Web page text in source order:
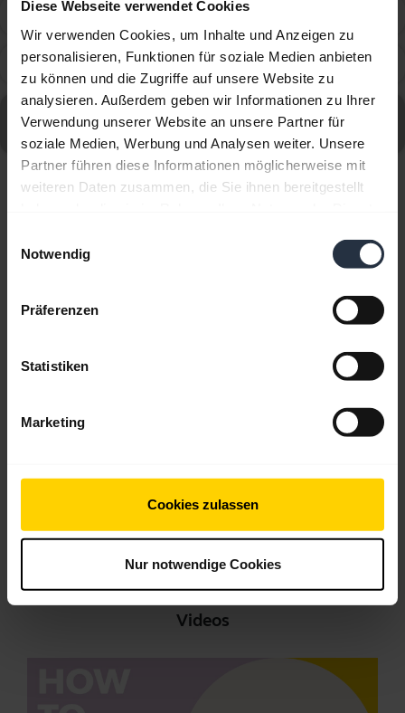
Diese Webseite verwendet Cookies
Wir verwenden Cookies, um Inhalte und Anzeigen zu
personalisieren, Funktionen für soziale Medien anbieten
zu können und die Zugriffe auf unsere Website zu
analysieren. Außerdem geben wir Informationen zu Ihrer
Verwendung unserer Website an unsere Partner für
soziale Medien, Werbung und Analysen weiter. Unsere
Partner führen diese Informationen möglicherweise mit
weiteren Daten zusammen, die Sie ihnen bereitgestellt
Notwendig
Präferenzen
Statistiken
Marketing
Cookies zulassen
Nur notwendige Cookies
What can I do if the pairing steps are not successful?
What is Jabra Sound+?
Alle häufig gestellten Fragen (FAQs) für Jabra Elite 10 -
Gloss Black aufrufen
expand_more
Alle Dokumente für das Produkt aufrufen
Videos